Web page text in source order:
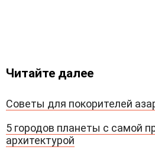
Читайте далее
Советы для покорителей
5 городов планеты с самой
архитектурой